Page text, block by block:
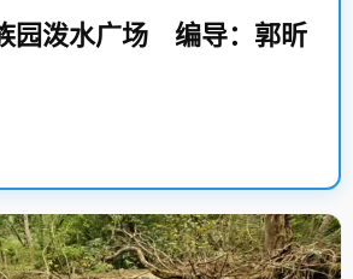
园泼水广场 编导：郭昕